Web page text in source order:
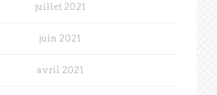
juillet 2021
juin 2021
avril 2021